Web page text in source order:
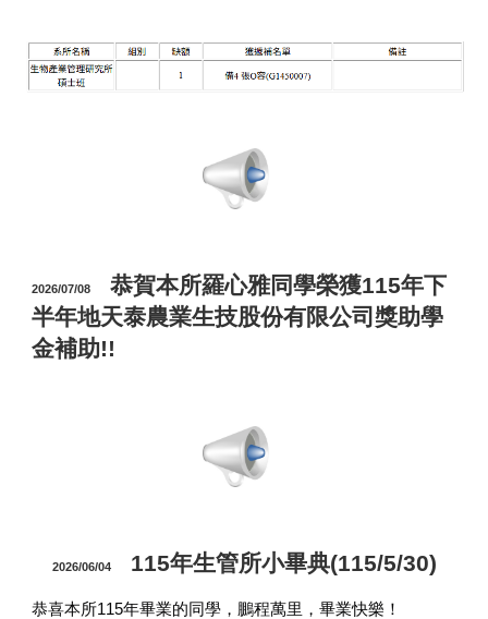
2026/07/08
恭賀本所羅心雅同學榮獲115年下
半年地天泰農業生技股份有限公司獎助學
金補助!!
2026/06/04115年生管所小畢典(115/5/30)
恭喜本所115年畢業的同學，鵬程萬里，畢業快樂！